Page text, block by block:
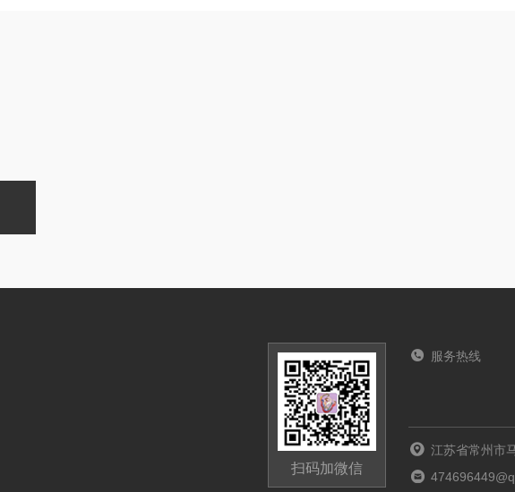
扫码加微信
服务热线
江苏省常州市